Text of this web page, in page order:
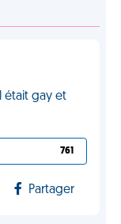
était gay et
761
Partager